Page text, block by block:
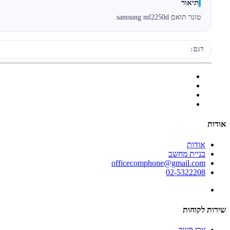
תיאור
טונר תואם samsung ml2250d
דגם:
אודות
אודות
בניית מחשב
officecomphone@gmail.com
02-5322208
שירות לקוחות